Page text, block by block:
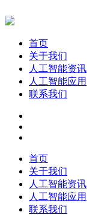
首页
关于我们
人工智能资讯
人工智能应用
联系我们
首页
关于我们
人工智能资讯
人工智能应用
联系我们